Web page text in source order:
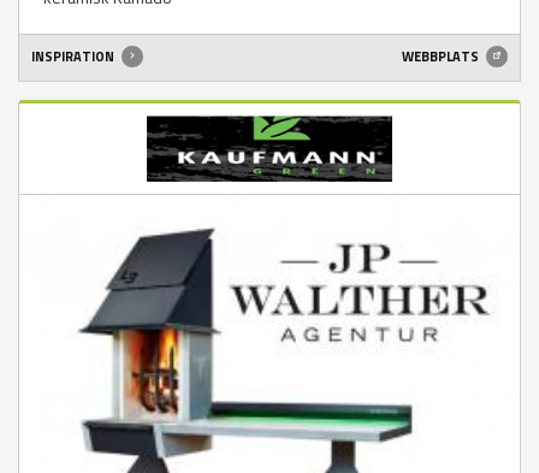
INSPIRATION WEBBPLATS